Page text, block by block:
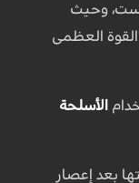
وحيث
القوة العظمى
الأسلحة
بعد إعصار